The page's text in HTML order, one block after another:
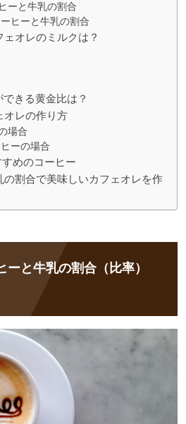
ーと牛乳の割合
ヒーと牛乳の割合
オレのミルクは？
きる黄金比は？
オレの作り方
場合
ーの場合
めのコーヒー
割合で美味しいカフェオレを作
ーと牛乳の割合（比率）